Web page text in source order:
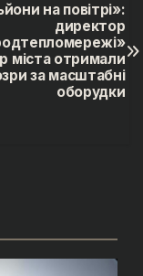
на повітрі»:
директор
міста отримали
за масштабні
оборудки